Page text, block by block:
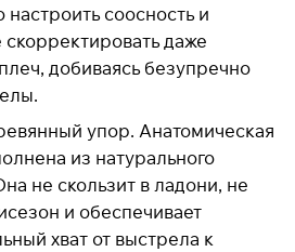
соосность и
даже
добиваясь безупречно
упор. Анатомическая
из натурального
не скользит в ладони, не
и обеспечивает
хват от выстрела к